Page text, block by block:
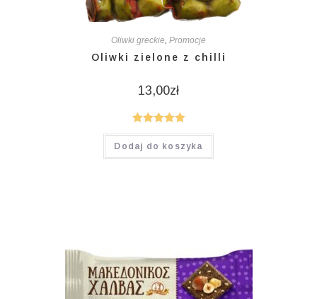
Oliwki greckie, Promocje
Oliwki zielone z chilli
13,00zł
Oceniono
5.00na 5
Dodaj do koszyka